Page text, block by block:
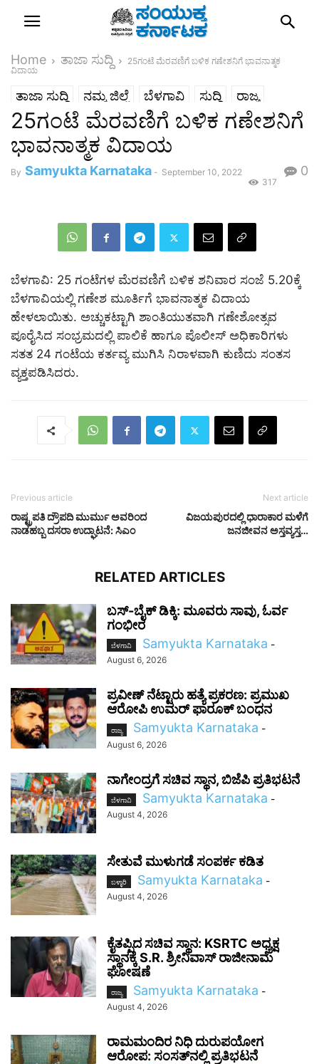
Home ತಾಜಾ ಸುದ್ದಿ
25ಗಂಟೆ ಮೆರವಣಿಗೆ ಬಳಿಕ ಗಣೇಶನಿಗೆ ಭಾವನಾತ್ಮಕ
ವಿದಾಯ
ತಾಜಾ ಸುದ್ದಿ ನಮ್ಮ ಜಿಲ್ಲೆ ಬೆಳಗಾವಿ ಸುದ್ದಿ ರಾಜ್ಯ
25ಗಂಟೆ ಮೆರವಣಿಗೆ ಬಳಿಕ ಗಣೇಶನಿಗೆ
ಭಾವನಾತ್ಮಕ ವಿದಾಯ
By Samyukta Karnataka - September 10, 2022 0
317
ಬೆಳಗಾವಿ: 25 ಗಂಟೆಗಳ ಮೆರವಣಿಗೆ ಬಳಿಕ ಶನಿವಾರ ಸಂಜೆ 5.20ಕ್ಕೆ
ಬೆಳಗಾವಿಯಲ್ಲಿ ಗಣೇಶ ಮೂರ್ತಿಗೆ ಭಾವನಾತ್ಮಕ ವಿದಾಯ
ಹೇಳಲಾಯಿತು. ಅಚ್ಚುಕಟ್ಟಾಗಿ ಶಾಂತಿಯುತವಾಗಿ ಗಣೇಶೋತ್ಸವ
ಪೂರೈಸಿದ ಸಂಭ್ರಮದಲ್ಲಿ ಪಾಲಿಕೆ ಹಾಗೂ ಪೊಲೀಸ್ ಅಧಿಕಾರಿಗಳು
ಸತತ 24 ಗಂಟೆಯ ಕರ್ತವ್ಯ ಮುಗಿಸಿ ನಿರಾಳವಾಗಿ ಕುಣಿದು ಸಂತಸ
ವ್ಯಕ್ತಪಡಿಸಿದರು.
Previous article
ರಾಷ್ಟ್ರಪತಿ ದ್ರೌಪದಿ ಮುರ್ಮು ಅವರಿಂದ
ನಾಡಹಬ್ಬ ದಸರಾ ಉದ್ಘಾಟನೆ: ಸಿಎಂ
Next article
ವಿಜಯಪುರದಲ್ಲಿ ಧಾರಾಕಾರ ಮಳೆಗೆ
ಜನಜೀವನ ಅಸ್ತವ್ಯಸ್ತ…
RELATED ARTICLES
ಬಸ್-ಬೈಕ್ ಡಿಕ್ಕಿ: ಮೂವರು ಸಾವು, ಓರ್ವ
ಗಂಭೀರ
ಬೆಳಗಾವಿ Samyukta Karnataka -
August 6, 2026
ಪ್ರವೀಣ್ ನೆಟ್ಟಾರು ಹತ್ಯೆ ಪ್ರಕರಣ: ಪ್ರಮುಖ
ಆರೋಪಿ ಉಮರ್ ಫಾರೂಕ್ ಬಂಧನ
ರಾಜ್ಯ Samyukta Karnataka -
August 6, 2026
ನಾಗೇಂದ್ರಗೆ ಸಚಿವ ಸ್ಥಾನ, ಬಿಜೆಪಿ ಪ್ರತಿಭಟನೆ
ಬೆಳಗಾವಿ Samyukta Karnataka -
August 4, 2026
ಸೇತುವೆ ಮುಳುಗಡೆ ಸಂಪರ್ಕ ಕಡಿತ
ಬಳ್ಳಾರಿ Samyukta Karnataka -
August 4, 2026
ಕೈತಪ್ಪಿದ ಸಚಿವ ಸ್ಥಾನ: KSRTC ಅಧ್ಯಕ್ಷ
ಸ್ಥಾನಕ್ಕೆ S.R. ಶ್ರೀನಿವಾಸ್ ರಾಜೀನಾಮೆ
ಘೋಷಣೆ
ರಾಜ್ಯ Samyukta Karnataka -
August 4, 2026
ರಾಮಮಂದಿರ ನಿಧಿ ದುರುಪಯೋಗ
ಆರೋಪ: ಸಂಸತ್‌ನಲ್ಲಿ ಪ್ರತಿಭಟನೆ